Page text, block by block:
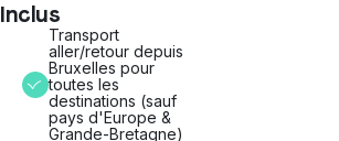
Inclus
Transport
aller/retour depuis
Bruxelles pour
toutes les
destinations (sauf
pays d'Europe &
Grande-Bretagne)